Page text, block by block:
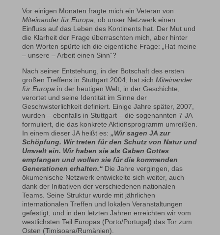
Vor einigen Monaten fragte mich ein Veteran von
Miteinander für Europa , ob unser Netzwerk einen
Einfluss auf das Leben des Kontinents hat. Der Mut und
die Klarheit der Frage überraschten mich, aber hinter
den Worten spürte ich die eigentliche Frage: „Hat meine
– unsere – Arbeit einen Sinn“?
Nach seiner Entstehung, in der Botschaft des ersten
großen Treffens in Stuttgart 2004, hat sich Miteinander
für Europa in der heutigen Welt, in der Geschichte,
verortet und seine Identität im Sinne der
Geschwisterlichkeit definiert. Einige Jahre später, 2007,
wurden – ebenfalls in Stuttgart – die sogenannten 7 JA
formuliert, die das konkrete Aktionsprogramm umreißen.
In einem dieser JA heißt es: „Wir sagen JA zur
Schöpfung. Wir treten für den Schutz von Natur und
Umwelt ein. Wir haben sie als Gaben Gottes
empfangen und wollen sie für die kommenden
Generationen erhalten.“Die Jahre vergingen, das
ökumenische Netzwerk entwickelte sich weiter, auch
dank der Initiativen der verschiedenen nationalen
Teams. Seine Struktur wurde mit jährlichen
internationalen Treffen und lokalen Veranstaltungen
gefestigt, und in den letzten Jahren erreichten wir vom
westlichsten Teil Europas (Porto/Portugal) das Tor zum
Osten (Timisoara/Rumänien).